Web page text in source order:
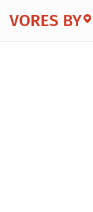
VORES BY